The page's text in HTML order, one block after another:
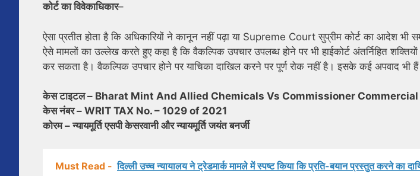
कोर्ट का विवेकाधिकार–
ऐसा प्रतीत होता है कि अधिकारियों ने कानून नहीं पढ़ा या Supreme Court सुप्रीम कोर्ट का आदेश भी
ऐसे मामलों का उल्लेख करते हुए कहा है कि वैकल्पिक उपचार उपलब्ध होने पर भी हाईकोर्ट अंतर्निहित
कर सकता है। वैकल्पिक उपचार होने पर याचिका दाखिल करने पर पूर्ण रोक नहीं है। इसके कई अपवाद भी
केस टाइटल – Bharat Mint And Allied Chemicals Vs Commissioner
केस नंबर – WRIT TAX No. – 1029 of 2021
कोरम – न्यायमूर्ति एसपी केसरवानी और न्यायमूर्ति जयंत बनर्जी
Must Read - दिल्ली उच्च न्यायालय ने ट्रेडमार्क मामले में स्पष्ट किया कि प्रति-बयान प्रस्तुत करने का